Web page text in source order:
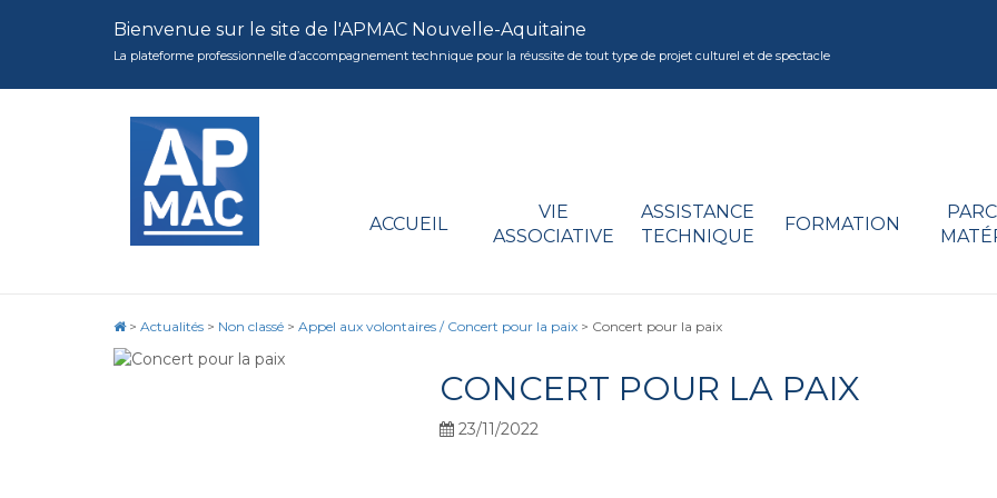
Bienvenue sur le site de l'APMAC Nouvelle-Aquitaine
La plateforme professionnelle d’accompagnement technique pour la réussite de tout type de projet culturel et de spectacle
ACCUEIL
VIE
ASSOCIATIVE
ASSISTANCE
TECHNIQUE
FORMATION
> Actualités > Non classé > Appel aux volontaires / Concert pour la paix > Concert pour la paix
CONCERT POUR LA PAIX
23/11/2022